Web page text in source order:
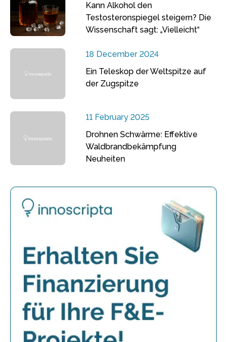
Kann Alkohol den
Testosteronspiegel steigern? Die
Wissenschaft sagt: „Vielleicht“
18 December 2024
Ein Teleskop der Weltspitze auf
der Zugspitze
11 February 2025
Drohnen Schwärme: Effektive
Waldbrandbekämpfung
Neuheiten